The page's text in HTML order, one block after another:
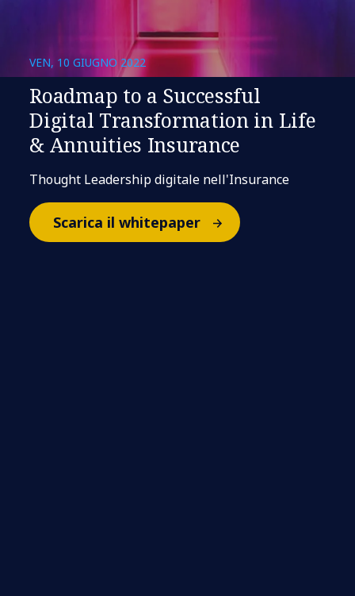
VEN, 10 GIUGNO 2022
Roadmap to a Successful
Digital Transformation in Life
& Annuities Insurance
Thought Leadership digitale nell'Insurance
Scarica il whitepaper